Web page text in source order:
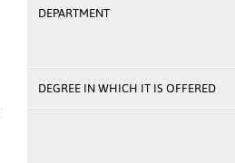
DEPARTMENT
DEGREE IN WHICH IT IS OFFERED